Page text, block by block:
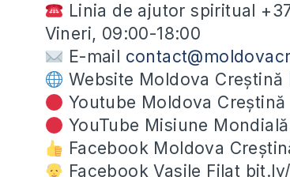
Linia de ajutor spiritual
Vineri, 09:00-18:00
E-mail
Website Moldova Creștină
Youtube Moldova Creștină
YouTube Misiune
Facebook Moldova
Facebook Vasile Filat